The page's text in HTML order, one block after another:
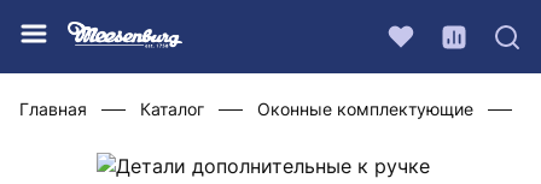
Главная Каталог Оконные комплектующие